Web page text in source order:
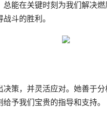
能在关键时刻为我们解决
斗的胜利。
策，并灵活应对。她善于
予我们宝贵的指导和支持。